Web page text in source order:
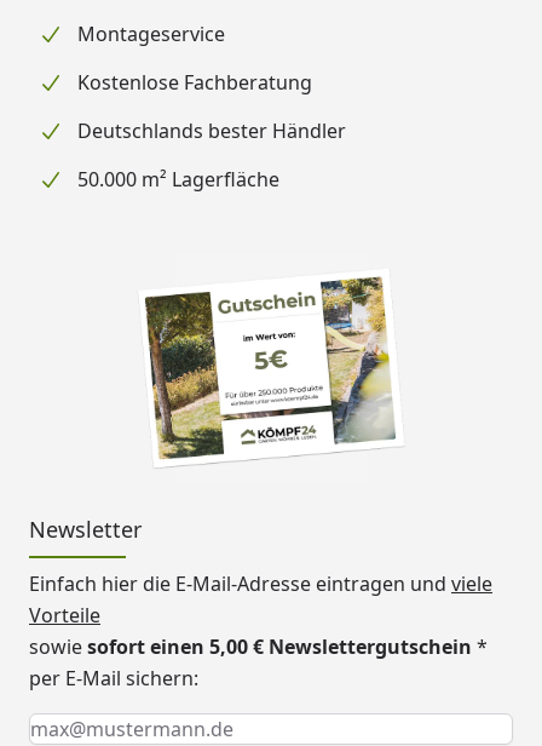
Montageservice
Kostenlose Fachberatung
Deutschlands bester Händler
50.000 m² Lagerfläche
Newsletter
Einfach hier die E-Mail-Adresse eintragen und viele
Vorteile
sowiesofort einen 5,00 € Newslettergutschein *
per E-Mail sichern:
Keine Eingabe erforderlich
Eingabe erforderlich
E-Mail *